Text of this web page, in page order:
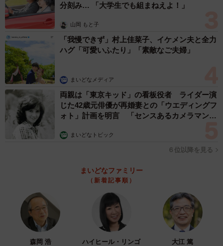
分刻み… 「大学生でも組まねえよ！」
山岡 もと子
「我慢できず」村上佳菜子、イケメン夫と全力
ハグ「可愛いふたり」「素敵なご夫婦」
まいどなメディア
両親は「東京キッド」の看板役者 ライダー演
じた42歳元俳優が再婚妻との「ウエディングフ
ォト」計画を明言 「センスあるカメラマン求
まいどなトピック
６位以降を見る
まいどなファミリー
（新着記事順）
森岡 浩 ハイヒール・リンゴ 大江 篤